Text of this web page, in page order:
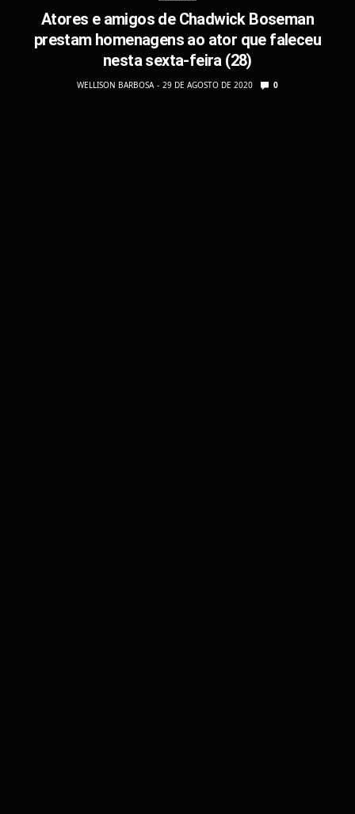
Atores e amigos de Chadwick Boseman
prestam homenagens ao ator que faleceu
nesta sexta-feira (28)
WELLISON BARBOSA 29 DE AGOSTO DE 2020 0